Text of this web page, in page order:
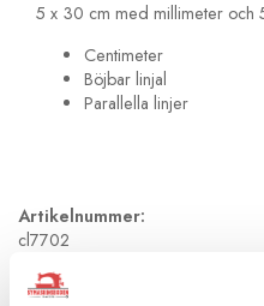
5 x 30 cm med millimeter och
Centimeter
Böjbar linjal
Parallella linjer
Artikelnummer:
cl7702